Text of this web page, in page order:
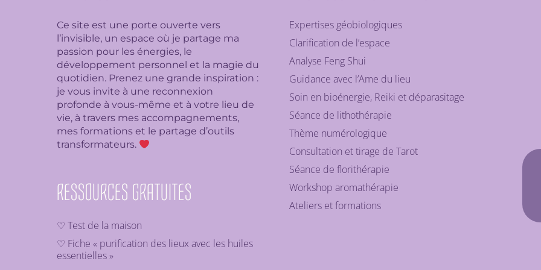
Ce site est une porte ouverte vers
l’invisible, un espace où je partage ma
passion pour les énergies, le
développement personnel et la magie du
quotidien. Prenez une grande inspiration :
je vous invite à une reconnexion
profonde à vous-même et à votre lieu de
vie, à travers mes accompagnements,
mes formations et le partage d’outils
transformateurs.
RESSOURCES GRATUITES
♡ Test de la maison
♡ Fiche « purification des lieux avec les huiles
essentielles »
Expertises géobiologiques
Clarification de l’espace
Analyse Feng Shui
Guidance avec l’Ame du lieu
Soin en bioénergie, Reiki et déparasitage
Séance de lithothérapie
Thème numérologique
Consultation et tirage de Tarot
Séance de florithérapie
Workshop aromathérapie
Ateliers et formations